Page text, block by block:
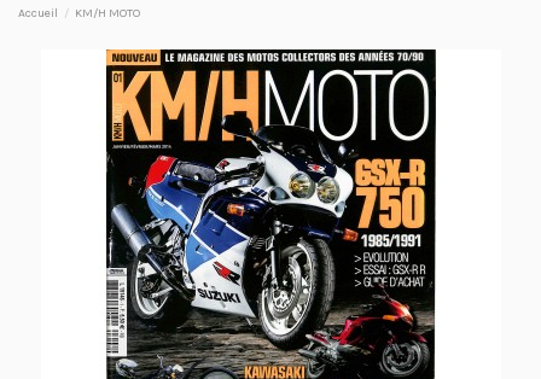
Accueil KM/H MOTO